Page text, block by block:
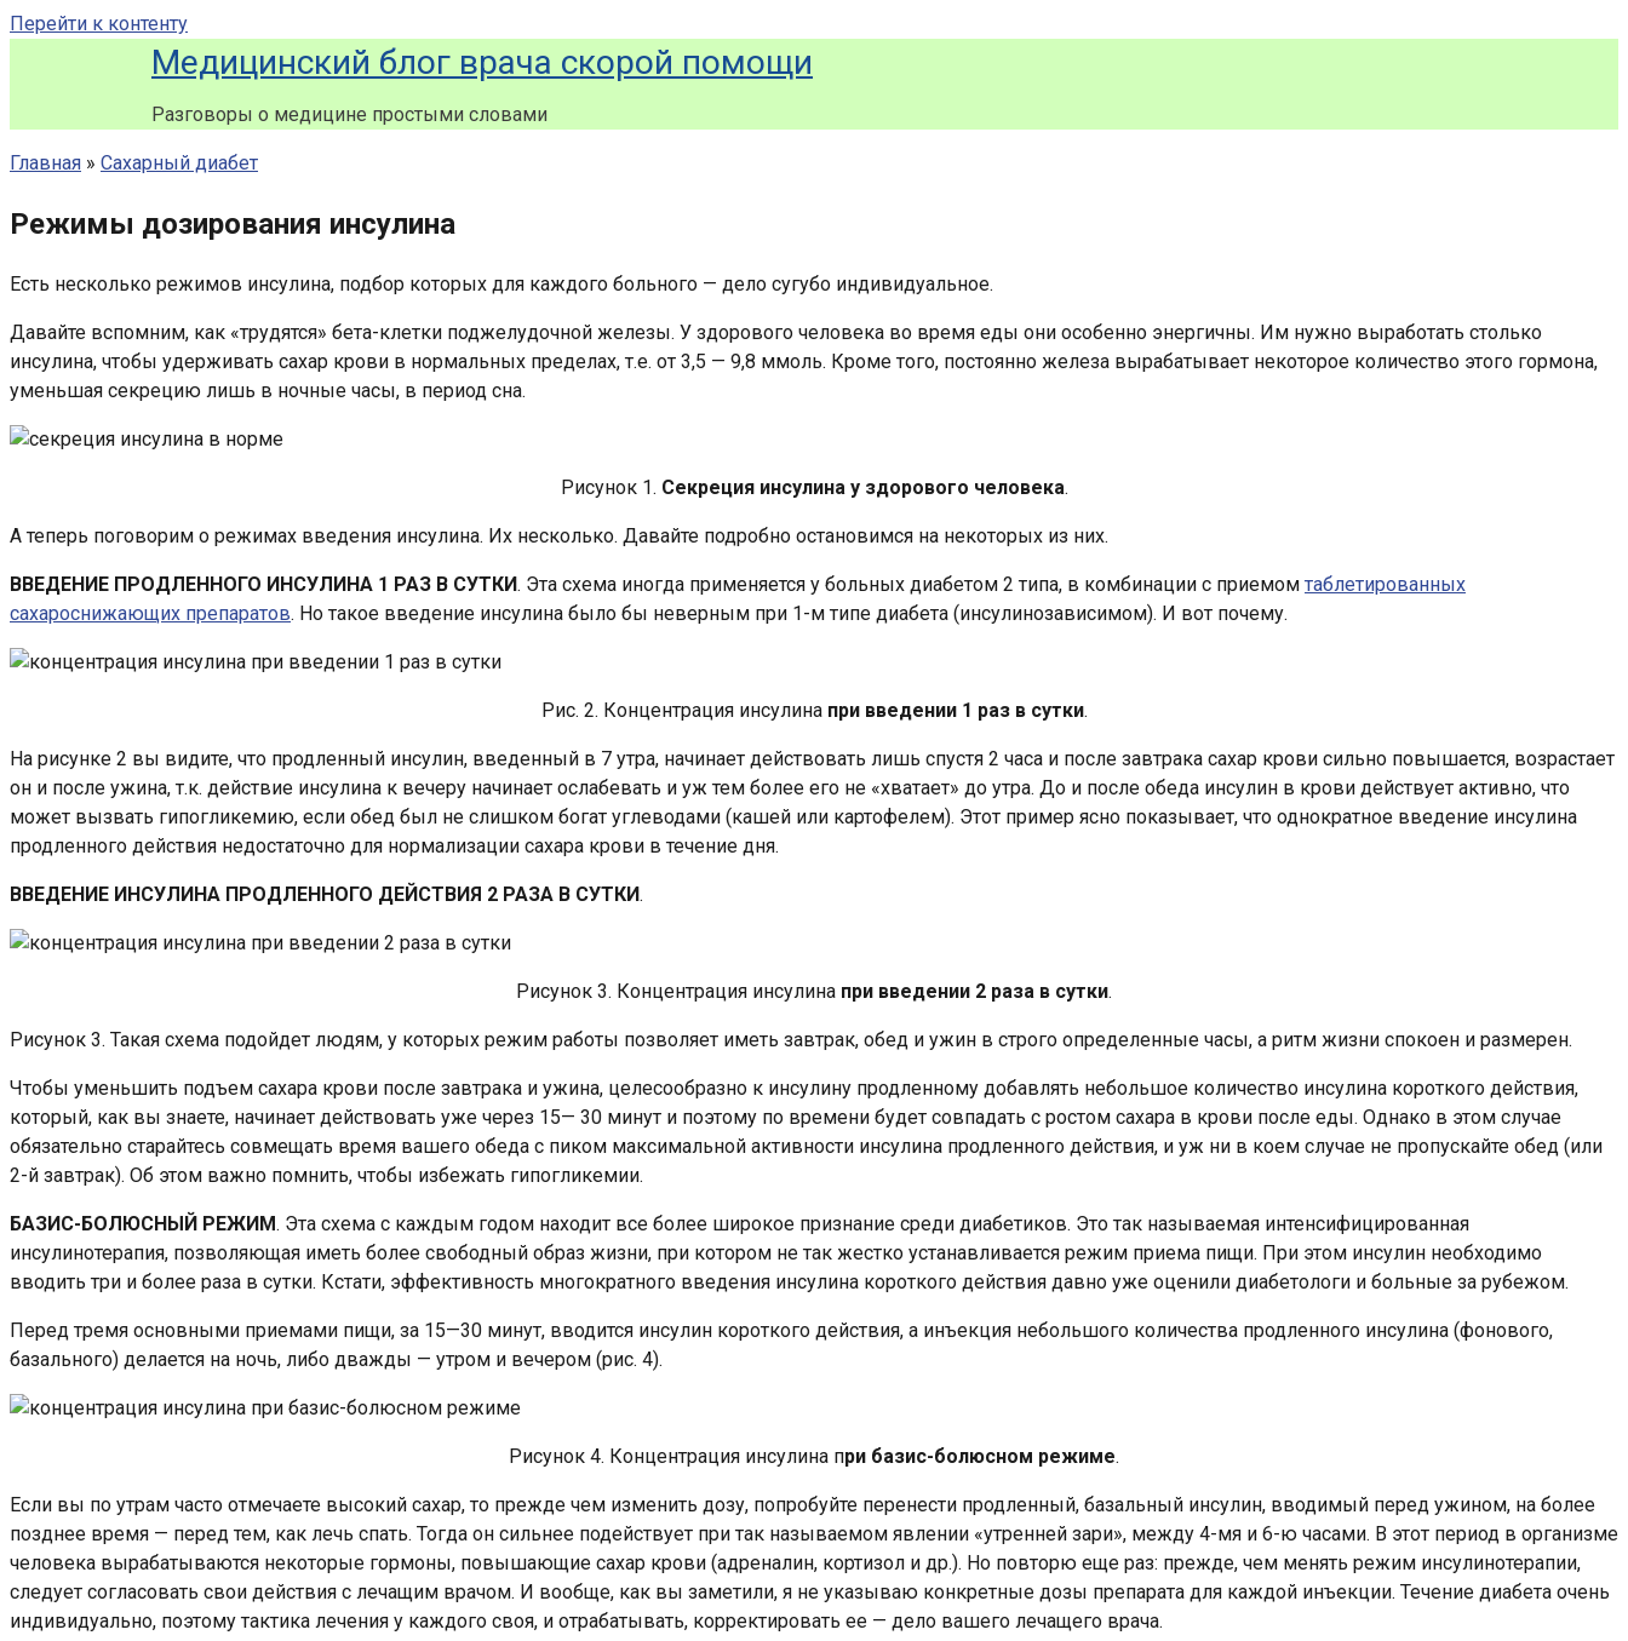
Перейти к контенту
Медицинский блог врача скорой помощи
Разговоры о медицине простыми словами
Главная » Сахарный диабет
Режимы дозирования инсулина
Есть несколько режимов инсулина, подбор которых для каждого больного — дело сугубо индивидуальное.
Давайте вспомним, как «трудятся» бета-клетки поджелудочной железы. У здорового человека во время еды они особенно энергичны. Им нужно выработать столько
инсулина, чтобы удерживать сахар крови в нормальных пределах, т.е. от 3,5 — 9,8 ммоль. Кроме того, постоянно железа вырабатывает некоторое количество этого гормона,
уменьшая секрецию лишь в ночные часы, в период сна.
Рисунок 1. Секреция инсулина у здорового человека.
А теперь поговорим о режимах введения инсулина. Их несколько. Давайте подробно остановимся на некоторых из них.
ВВЕДЕНИЕ ПРОДЛЕННОГО ИНСУЛИНА 1 РАЗ В СУТКИ. Эта схема иногда применяется у больных диабетом 2 типа, в комбинации с приемом таблетированных
сахароснижающих препаратов. Но такое введение инсулина было бы неверным при 1-м типе диабета (инсулинозависимом). И вот почему.
Рис. 2. Концентрация инсулина при введении 1 раз в сутки.
На рисунке 2 вы видите, что продленный инсулин, введенный в 7 утра, начинает действовать лишь спустя 2 часа и после завтрака сахар крови сильно повышается, возрастает
он и после ужина, т.к. действие инсулина к вечеру начинает ослабевать и уж тем более его не «хватает» до утра. До и после обеда инсулин в крови действует активно, что
может вызвать гипогликемию, если обед был не слишком богат углеводами (кашей или картофелем). Этот пример ясно показывает, что однократное введение инсулина
продленного действия недостаточно для нормализации сахара крови в течение дня.
ВВЕДЕНИЕ ИНСУЛИНА ПРОДЛЕННОГО ДЕЙСТВИЯ 2 РАЗА В СУТКИ.
Рисунок 3. Концентрация инсулина при введении 2 раза в сутки.
Рисунок 3. Такая схема подойдет людям, у которых режим работы позволяет иметь завтрак, обед и ужин в строго определенные часы, а ритм жизни спокоен и размерен.
Чтобы уменьшить подъем сахара крови после завтрака и ужина, целесообразно к инсулину продленному добавлять небольшое количество инсулина короткого действия,
который, как вы знаете, начинает действовать уже через 15— 30 минут и поэтому по времени будет совпадать с ростом сахара в крови после еды. Однако в этом случае
обязательно старайтесь совмещать время вашего обеда с пиком максимальной активности инсулина продленного действия, и уж ни в коем случае не пропускайте обед (или
2-й завтрак). Об этом важно помнить, чтобы избежать гипогликемии.
БАЗИС-БОЛЮСНЫЙ РЕЖИМ. Эта схема с каждым годом находит все более широкое признание среди диабетиков. Это так называемая интенсифицированная
инсулинотерапия, позволяющая иметь более свободный образ жизни, при котором не так жестко устанавливается режим приема пищи. При этом инсулин необходимо
вводить три и более раза в сутки. Кстати, эффективность многократного введения инсулина короткого действия давно уже оценили диабетологи и больные за рубежом.
Перед тремя основными приемами пищи, за 15—30 минут, вводится инсулин короткого действия, а инъекция небольшого количества продленного инсулина (фонового,
базального) делается на ночь, либо дважды — утром и вечером (рис. 4).
Рисунок 4. Концентрация инсулина при базис-болюсном режиме.
Если вы по утрам часто отмечаете высокий сахар, то прежде чем изменить дозу, попробуйте перенести продленный, базальный инсулин, вводимый перед ужином, на более
позднее время — перед тем, как лечь спать. Тогда он сильнее подействует при так называемом явлении «утренней зари», между 4-мя и 6-ю часами. В этот период в организме
человека вырабатываются некоторые гормоны, повышающие сахар крови (адреналин, кортизол и др.). Но повторю еще раз: прежде, чем менять режим инсулинотерапии,
следует согласовать свои действия с лечащим врачом. И вообще, как вы заметили, я не указываю конкретные дозы препарата для каждой инъекции. Течение диабета очень
индивидуально, поэтому тактика лечения у каждого своя, и отрабатывать, корректировать ее — дело вашего лечащего врача.